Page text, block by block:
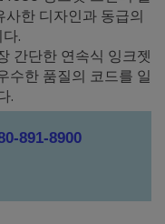
한 디자인과 동급의
.
간단한 연속식 잉크젯
수한 품질의 코드를 일
.
891-8900